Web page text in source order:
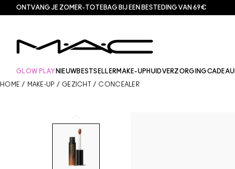
ONTVANG JE ZOMER-TOTEBAG BIJ EEN BESTEDING VAN 69€
GLOW PLAY NIEUWBESTSELLER MAKE-UP HUIDVERZORGINGCADEAU
HOME / MAKE-UP / GEZICHT / CONCEALER